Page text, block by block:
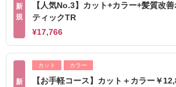
新
規
【人気No.3】カット+カラー+髪質改
ティックTR
¥17,766
新
カット カラー
【お手軽コース】カット＋カラー￥